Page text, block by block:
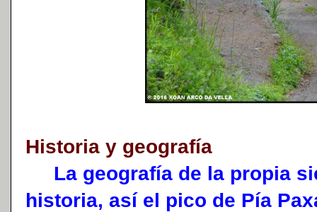
Historia y geografía
La geografía de la propia
historia, así el pico de Pía